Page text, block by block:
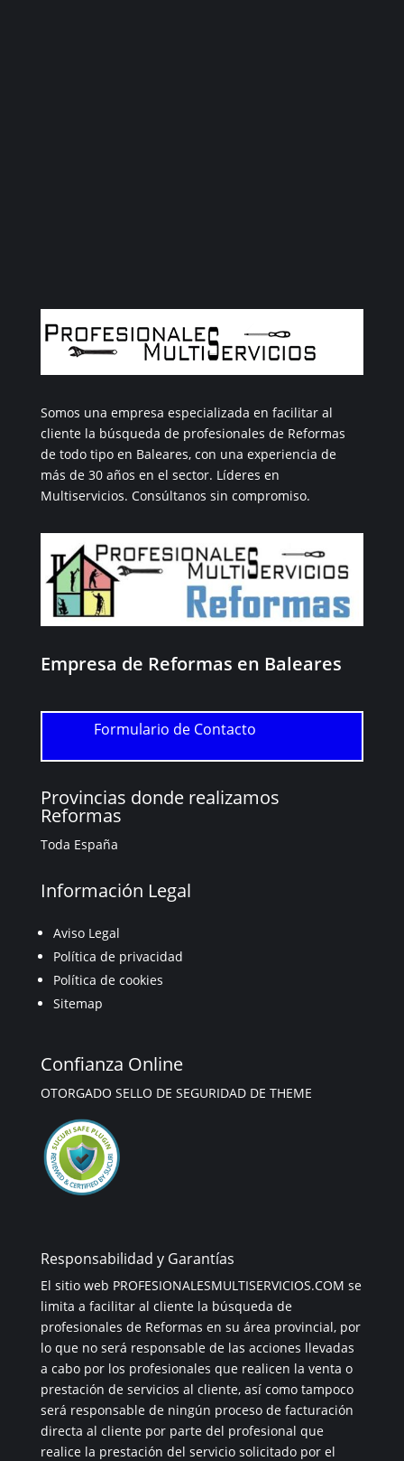
Somos una empresa especializada en facilitar al
cliente la búsqueda de profesionales de Reformas
de todo tipo en Baleares, con una experiencia de
más de 30 años en el sector. Líderes en
Multiservicios. Consúltanos sin compromiso.
Empresa de Reformas en Baleares
Formulario de Contacto
Provincias donde realizamos
Reformas
Toda España
Información Legal
Aviso Legal
Política de privacidad
Política de cookies
Sitemap
Confianza Online
OTORGADO SELLO DE SEGURIDAD DE THEME
Responsabilidad y Garantías
El sitio web PROFESIONALESMULTISERVICIOS.COM se
limita a facilitar al cliente la búsqueda de
profesionales de Reformas en su área provincial, por
lo que no será responsable de las acciones llevadas
a cabo por los profesionales que realicen la venta o
prestación de servicios al cliente, así como tampoco
será responsable de ningún proceso de facturación
directa al cliente por parte del profesional que
realice la prestación del servicio solicitado por el